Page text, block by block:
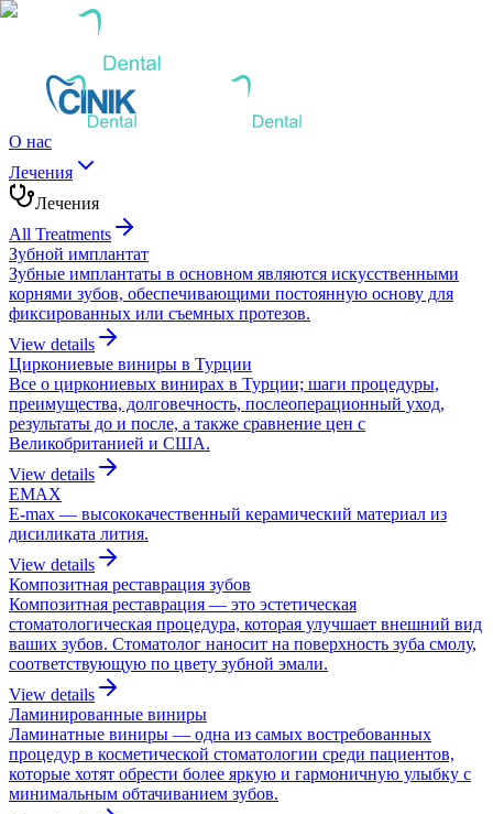
О нас
Лечения
Лечения
All Treatments
Зубной имплантат
Зубные имплантаты в основном являются искусственными
корнями зубов, обеспечивающими постоянную основу для
фиксированных или съемных протезов.
View details
Циркониевые виниры в Турции
Все о циркониевых винирах в Турции; шаги процедуры,
преимущества, долговечность, послеоперационный уход,
результаты до и после, а также сравнение цен с
Великобританией и США.
View details
EMAX
E-max — высококачественный керамический материал из
дисиликата лития.
View details
Композитная реставрация зубов
Композитная реставрация — это эстетическая
стоматологическая процедура, которая улучшает внешний вид
ваших зубов. Стоматолог наносит на поверхность зуба смолу,
соответствующую по цвету зубной эмали.
View details
Ламинированные виниры
Ламинатные виниры — одна из самых востребованных
процедур в косметической стоматологии среди пациентов,
которые хотят обрести более яркую и гармоничную улыбку с
минимальным обтачиванием зубов.